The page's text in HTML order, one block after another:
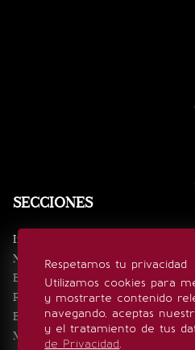
Respetamos tu privacidad
Utilizamos cookies para
y mostrarte contenido
navegando, aceptas
y el tratamiento de tus
de Privacidad.
SECCIONES
Inicio
Noticias
Eventos
Realeza
Estilo de vida
Minuto x Minuto